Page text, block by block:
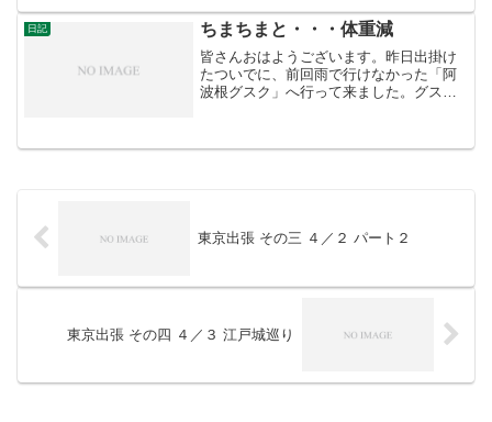
日記 ちまちまと・・・体重減
皆さんおはようございます。昨日出掛け
たついでに、前回雨で行けなかった「阿
波根グスク」へ行って来ました。グスク
東京出張 その三 ４／２ パート２
東京出張 その四 ４／３ 江戸城巡り